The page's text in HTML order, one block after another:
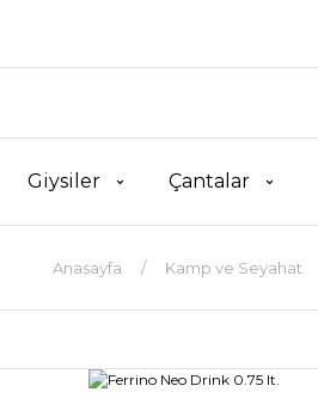
Giysiler Çantalar
Anasayfa Kamp ve Seyahat